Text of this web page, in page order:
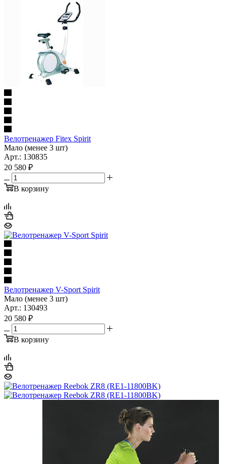
Велотренажер Fitex Spirit
Мало (менее 3 шт)
Арт.: 130835
20 580 ₽
В корзину
Велотренажер V-Sport Spirit
Мало (менее 3 шт)
Арт.: 130493
20 580 ₽
В корзину